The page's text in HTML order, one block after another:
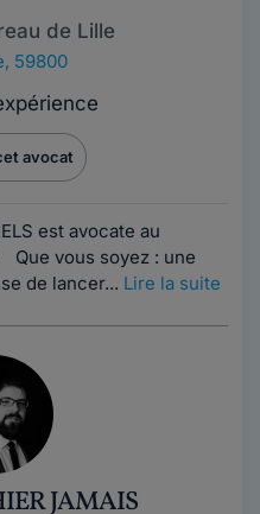
de Lille
59800
avocat
est avocate au
Que vous soyez : une
de lancer... Lire la suite
JAMAIS